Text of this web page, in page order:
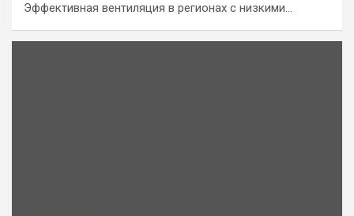
Эффективная вентиляция в регионах с низкими…